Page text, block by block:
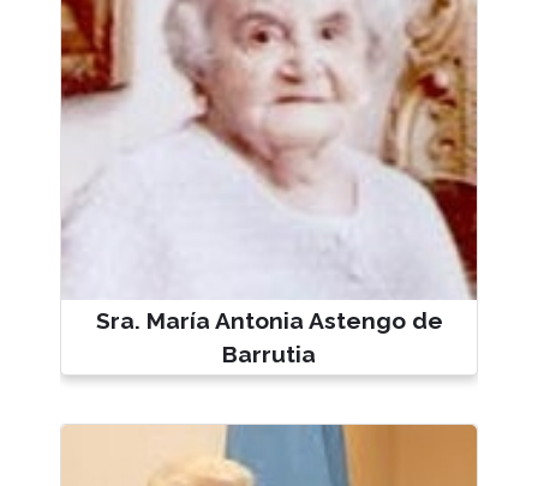
Sra. María Antonia Astengo de
Barrutia